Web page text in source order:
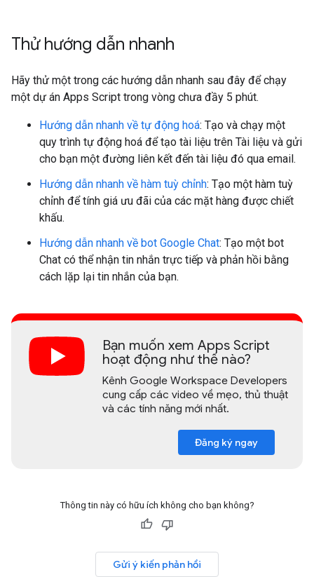
Thử hướng dẫn nhanh
Hãy thử một trong các hướng dẫn nhanh sau đây để chạy
một dự án Apps Script trong vòng chưa đầy 5 phút.
Hướng dẫn nhanh về tự động hoá: Tạo và chạy một
quy trình tự động hoá để tạo tài liệu trên Tài liệu và gửi
cho bạn một đường liên kết đến tài liệu đó qua email.
Hướng dẫn nhanh về hàm tuỳ chỉnh: Tạo một hàm tuỳ
chỉnh để tính giá ưu đãi của các mặt hàng được chiết
khấu.
Hướng dẫn nhanh về bot Google Chat: Tạo một bot
Chat có thể nhận tin nhắn trực tiếp và phản hồi bằng
cách lặp lại tin nhắn của bạn.
Bạn muốn xem Apps Script
hoạt động như thế nào?
Kênh Google Workspace Developers
cung cấp các video về mẹo, thủ thuật
và các tính năng mới nhất.
Đăng ký ngay
Thông tin này có hữu ích không cho bạn không?
Gửi ý kiến phản hồi